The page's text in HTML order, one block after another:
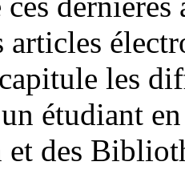
articles
les
étudiant
des